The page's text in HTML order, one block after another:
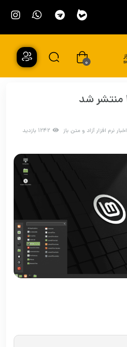
0
اخبار نرم افزار آزاد و متن باز 1242 بازدید